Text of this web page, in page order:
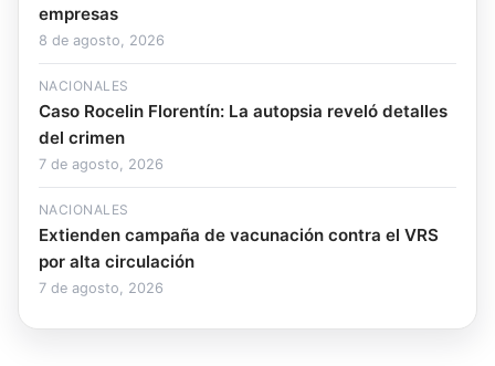
empresas
8 de agosto, 2026
NACIONALES
Caso Rocelin Florentín: La autopsia reveló detalles
del crimen
7 de agosto, 2026
NACIONALES
Extienden campaña de vacunación contra el VRS
por alta circulación
7 de agosto, 2026